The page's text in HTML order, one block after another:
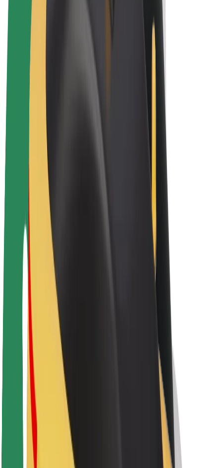
Bolt Drive
Zarađuj uz Bolt
Vozači
Dostavljači
Zarada dostavljača
Bolt Food trgovci
Flote
Franšize
Karijere
O platformi Bolt
Održivost uz Bolt
Projekt nula
Blog
Novosti
Smjernice za brend
Misija
Odnosi s investitorima
Vodstvo
Urban Fund
Sigurnost